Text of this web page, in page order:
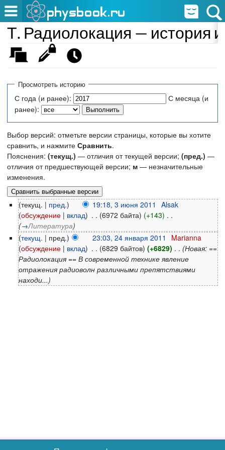
Т. Радиолокация — история
Просмотреть историю
С года (и ранее):
С месяца (и
ранее):
Выбор версий: отметьте версии страницы, которые вы хотите
сравнить, и нажмите Сравнить.
Пояснения: (текущ.) — отличия от текущей версии; (пред.) —
отличия от предшествующей версии; м — незначительные
изменения.
(текущ. | пред.) 19:18, 3 июня 2011
Alsak
(обсуждение | вклад) . . (6972 байта) (+143) . .
(→Литература)
(текущ. | пред.) 23:03, 24 января 2011
Marianna
(обсуждение | вклад) . . (6829 байтов) (+6829) . . (Новая: ==
Радиолокация == В современной технике явление
отражения радиоволн различными препятствиями
находи...)